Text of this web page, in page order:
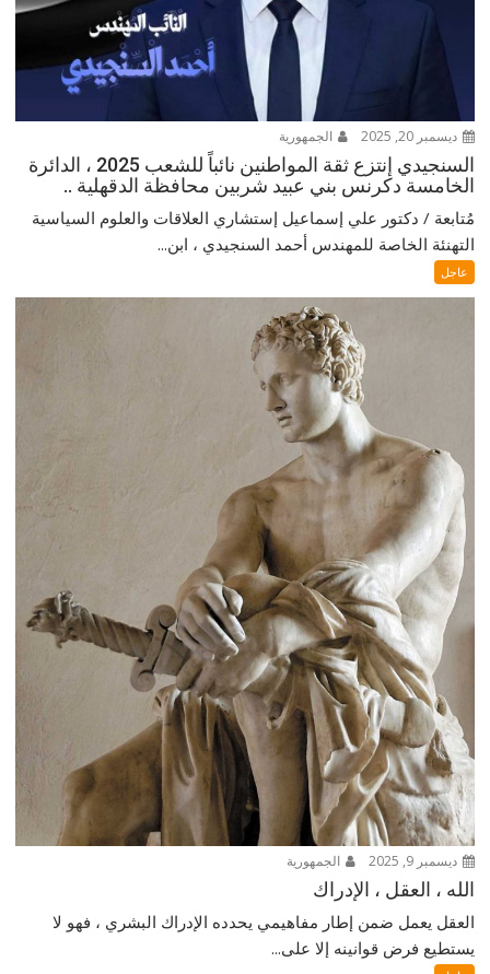
ديسمبر 20, 2025 الجمهورية
السنجيدي إنتزع ثقة المواطنين نائباً للشعب 2025 ، الدائرة
الخامسة دكرنس بني عبيد شربين محافظة الدقهلية ..
مُتابعة / دكتور علي إسماعيل إستشاري العلاقات والعلوم السياسية
التهنئة الخاصة للمهندس أحمد السنجيدي ، ابن...
عاجل
ديسمبر 9, 2025 الجمهورية
الله ، العقل ، الإدراك
العقل يعمل ضمن إطار مفاهيمي يحدده الإدراك البشري ، فهو لا
يستطيع فرض قوانينه إلا على...